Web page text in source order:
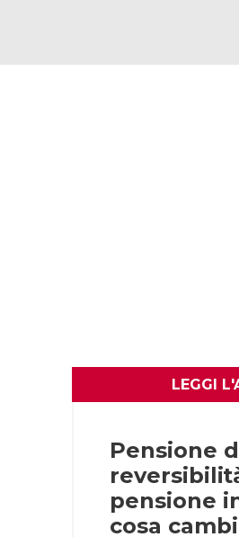
LEGGI
Pensione
pensione
cosa